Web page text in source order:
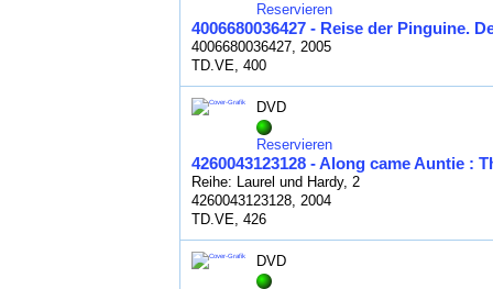
Reservieren
4006680036427 - Reise der Pinguine.
4006680036427, 2005
TD.VE, 400
DVD
Reservieren
4260043123128 - Along came Auntie :
Reihe: Laurel und Hardy, 2
4260043123128, 2004
TD.VE, 426
DVD